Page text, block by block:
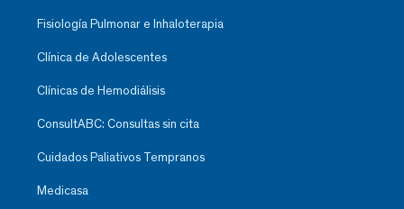
Fisiología Pulmonar e Inhaloterapia
Clínica de Adolescentes
Clínicas de Hemodiálisis
ConsultABC: Consultas sin cita
Cuidados Paliativos Tempranos
Medicasa